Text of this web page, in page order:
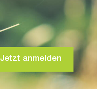
Jetzt anmelden